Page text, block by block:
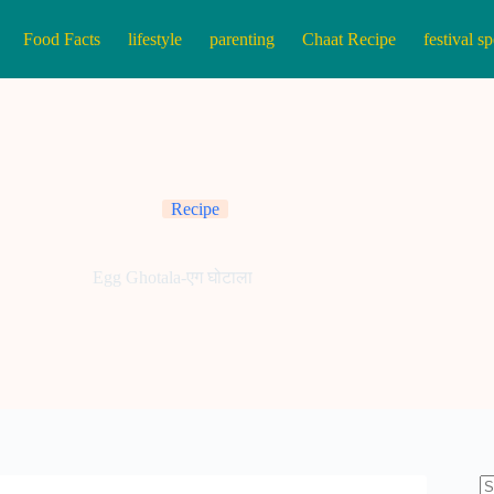
Food Facts lifestyle parenting Chaat Recipe festival
Recipe
Egg Ghotala-एग घोटाला